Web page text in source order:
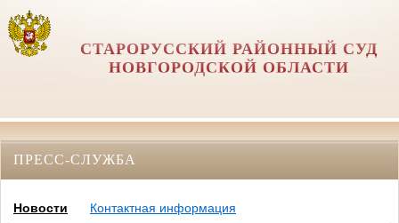
СТАРОРУССКИЙ РАЙОННЫЙ СУД
НОВГОРОДСКОЙ ОБЛАСТИ
ПРЕСС-СЛУЖБА
Новости Контактная информация